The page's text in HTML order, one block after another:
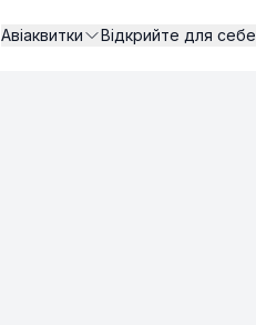
Авіаквитки Відкрийте для себе